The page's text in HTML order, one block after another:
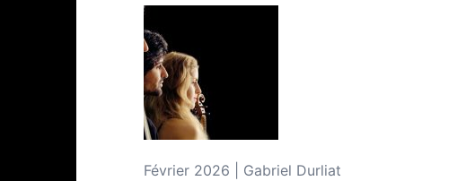
Février 2026 | Gabriel Durliat